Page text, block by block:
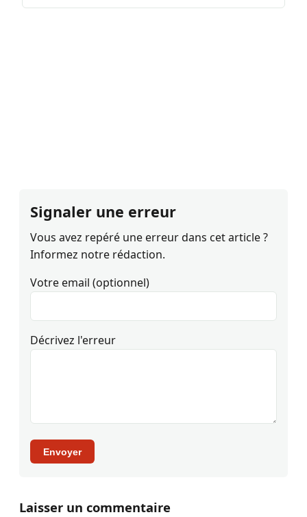
Signaler une erreur
Vous avez repéré une erreur dans cet article ?
Informez notre rédaction.
Votre email (optionnel)
Décrivez l'erreur
Envoyer
Laisser un commentaire